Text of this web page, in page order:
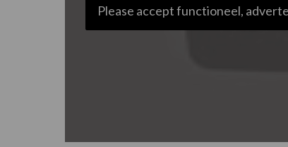
Please accept functioneel,